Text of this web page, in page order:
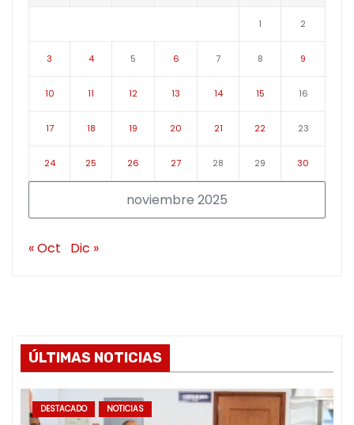
noviembre 2025
1 2
3 4 5 6 7 8 9
10 11 12 13 14 15 16
17 18 19 20 21 22 23
24 25 26 27 28 29 30
« Oct Dic »
ÚLTIMAS NOTICIAS
DESTACADO NOTICIAS